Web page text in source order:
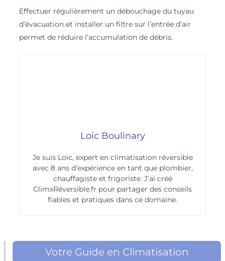
Effectuer régulièrement un débouchage du tuyau
d’évacuation et installer un filtre sur l’entrée d’air
permet de réduire l’accumulation de débris.
Loïc Boulinary
Je suis Loïc, expert en climatisation réversible
avec 8 ans d’expérience en tant que plombier,
chauffagiste et frigoriste. J’ai créé
ClimxRéversible.fr pour partager des conseils
fiables et pratiques dans ce domaine.
Votre Guide en Climatisation